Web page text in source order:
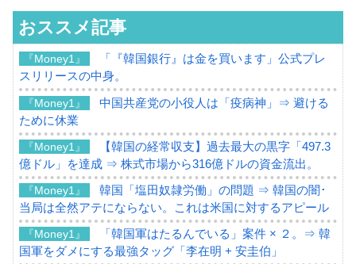
おススメ記事
『Money1』
「『韓国銀行』は金を買います」公式プレ
スリリースの中身。
『Money1』
中国共産党の小役人は「疫病神」⇒ 避ける
ために休業
『Money1』
【韓国の経常収支】過去最大の黒字「497.3
億ドル」を達成 ⇒ 株式市場から316億ドルの資金流出。
『Money1』
韓国「塩田奴隷労働」の問題 ⇒ 韓国の闇･
当局は全然アテにならない。これは米国に対するアピール
『Money1』
「韓国軍はたるんでいる」案件 × ２。⇒ 韓
国軍をダメにする最強タッグ「李在明 + 安圭伯」